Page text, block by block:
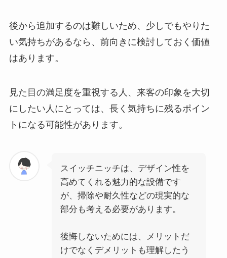
後から追加するのは難しいため、少しでもやりた
い気持ちがあるなら、前向きに検討しておく価値
はあります。
見た目の満足度を重視する人、来客の印象を大切
にしたい人にとっては、長く気持ちに残るポイン
トになる可能性があります。
スイッチニッチは、デザイン性を
高めてくれる魅力的な設備です
が、掃除や耐久性などの現実的な
部分も考える必要があります。
後悔しないためには、メリットだ
けでなくデメリットも理解したう